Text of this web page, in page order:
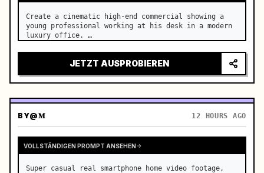
Create a cinematic high-end commercial showing a
young professional working at his desk in a modern
luxury office. …
JETZT AUSPROBIEREN
BY@𝐌 12 HOURS AGO
VOLLSTÄNDIGEN PROMPT ANSEHEN
Super casual real smartphone home video footage,